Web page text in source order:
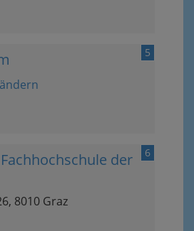
5
6
Fachhochschule der
8010 Graz